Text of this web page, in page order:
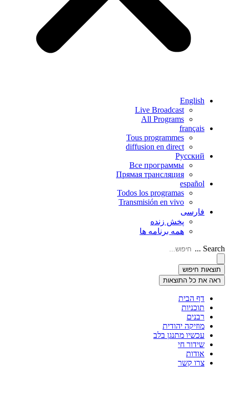
English
Live Broadcast
All Programs
français
Tous programmes
diffusion en direct
Русский
Все программы
Прямая трансляция
español
Todos los programas
Transmisión en vivo
فارسی
پخش زنده
همه برنامه ها
Search ...
תוצאות חיפוש
ראה את כל התוצאות
דף הבית
תוכניות
רבנים
מוזיקה יהודית
עכשיו מתנגן בלב
שידור חי
אודות
צרו קשר